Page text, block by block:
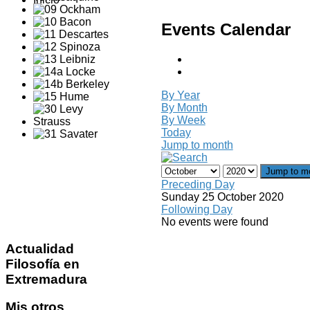
Events Calendar
By Year
By Month
By Week
Today
Jump to month
Jump to
Preceding Day
Sunday 25 October 2020
Following Day
No events were found
Actualidad
Filosofía en
Extremadura
Mis otros